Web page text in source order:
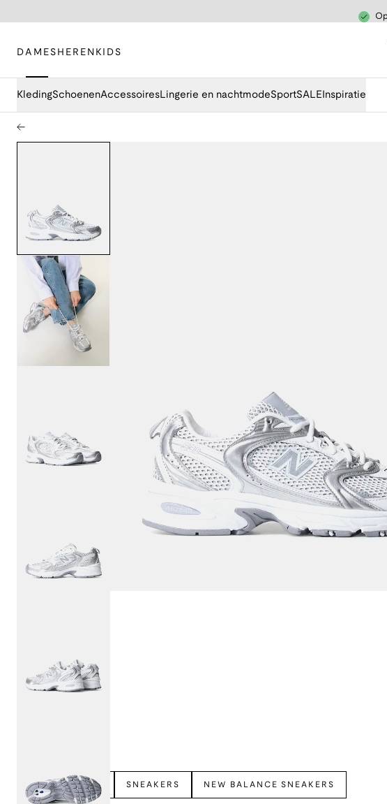
DAMES HEREN KIDS
KledingSchoenenAccessoiresLingerie en nachtmodeSportSALE Inspiratie
NEW BALANCE SNEAKERS NEW BALANCE SNEAKERS